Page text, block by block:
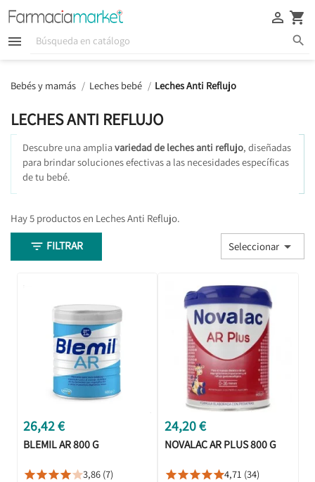
  
 
Bebés y mamás Leches bebé Leches Anti Reflujo
LECHES ANTI REFLUJO
Descubre una ampliavariedad de leches anti reflujo, diseñadas
para brindar soluciones efectivas a las necesidades específicas
de tu bebé.
Hay 5 productos en Leches Anti Reflujo.
 FILTRAR Seleccionar 
26,42 €
BLEMIL AR 800 G
3,86 (7)
24,20 €
NOVALAC AR PLUS 800 G
4,71 (34)